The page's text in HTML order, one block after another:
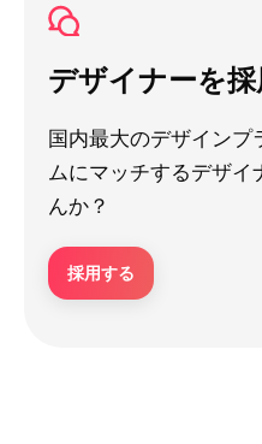
デザイナーを
国内最大のデザインプ
ムにマッチするデザ
んか？
採用する